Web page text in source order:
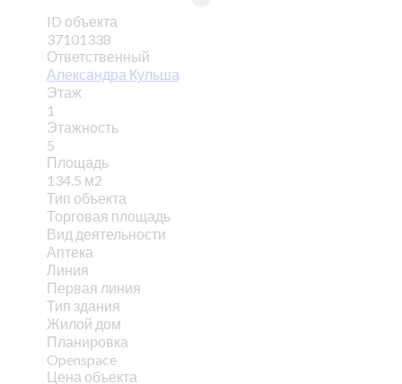
ID объекта
37101338
Ответственный
Александра Кульша
Этаж
1
Этажность
5
Площадь
134.5 м2
Тип объекта
Торговая площадь
Вид деятельности
Аптека
Линия
Первая линия
Тип здания
Жилой дом
Планировка
Openspace
Цена объекта